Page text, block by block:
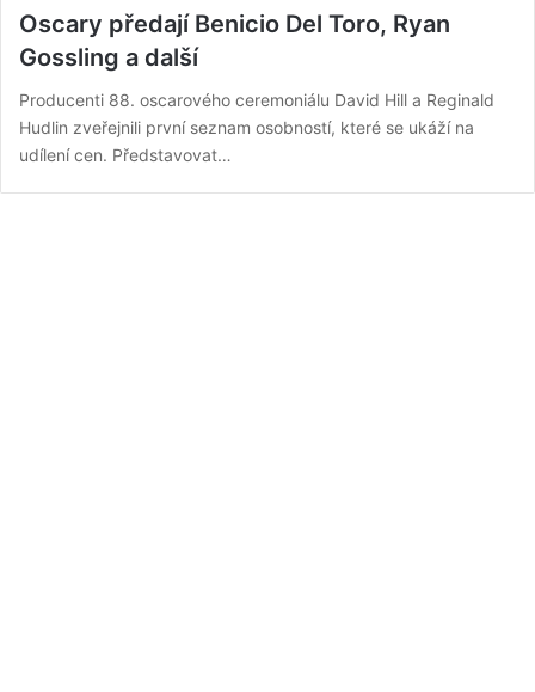
Oscary předají Benicio Del Toro, Ryan
Gossling a další
Producenti 88. oscarového ceremoniálu David Hill a Reginald
Hudlin zveřejnili první seznam osobností, které se ukáží na
udílení cen. Představovat…